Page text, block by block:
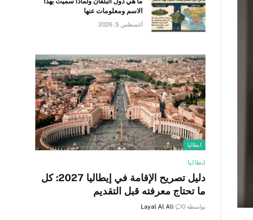
الاسم ومعلومات عنها
أغسطس 5, 2026
ايطاليا
ايطاليا
دليل تصريح الإقامة في إيطاليا 2027: كل
ما تحتاج معرفته قبل التقديم
بواسطة Layal Al Ali 0